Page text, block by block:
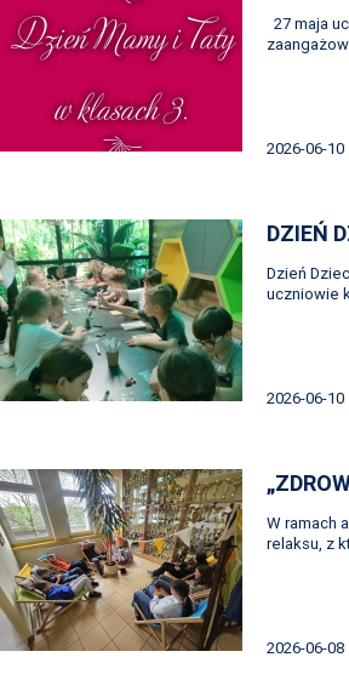
27 maja
2026-06-10
DZIEŃ
Dzień
uczniowie
2026-06-10
W ramach
relaksu, z
2026-06-08